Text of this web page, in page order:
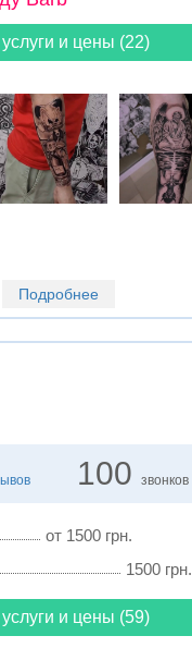
и цены (22)
Подробнее
100 звонков
от 1500 грн.
1500 грн.
и цены (59)